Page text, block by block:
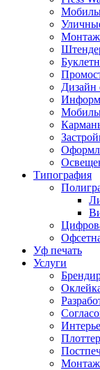
Монтаж
Дизайн
Типография
Уф печать
Услуги
Монтаж